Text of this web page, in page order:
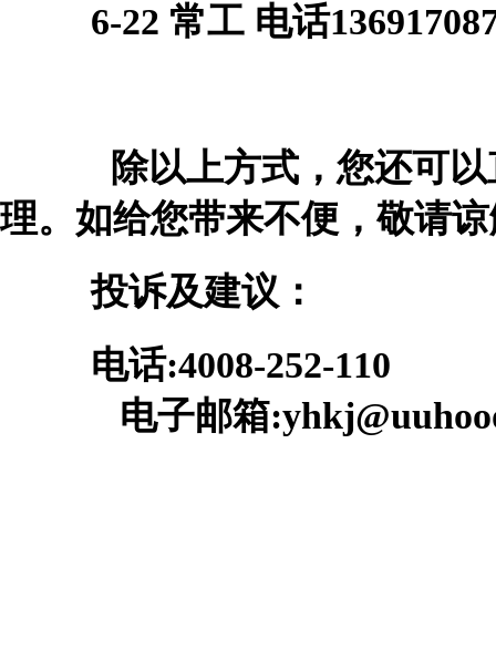
6-22 常工 电话
除以上方式，您还可
理。如给您带来不便，敬请
投诉及建议：
电话:4008-252-110
电子邮箱